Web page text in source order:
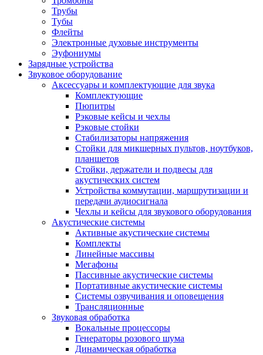
Трубы
Тубы
Флейты
Электронные духовые инструменты
Эуфониумы
Зарядные устройства
Звуковое оборудование
Аксессуары и комплектующие для звука
Комплектующие
Пюпитры
Рэковые кейсы и чехлы
Рэковые стойки
Стабилизаторы напряжения
Стойки для микшерных пультов, ноутбуков,
планшетов
Стойки, держатели и подвесы для
акустических систем
Устройства коммутации, маршрутизации и
передачи аудиосигнала
Чехлы и кейсы для звукового оборудования
Акустические системы
Активные акустические системы
Комплекты
Линейные массивы
Мегафоны
Пассивные акустические системы
Портативные акустические системы
Системы озвучивания и оповещения
Трансляционные
Звуковая обработка
Вокальные процессоры
Генераторы розового шума
Динамическая обработка